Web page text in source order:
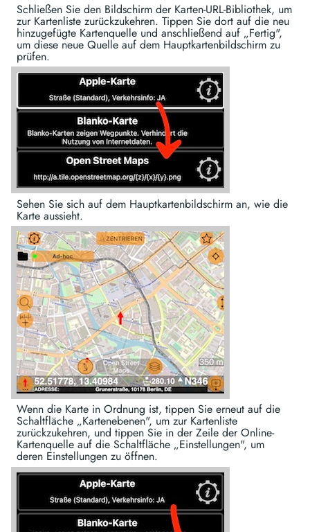
Schließen Sie den Bildschirm der Karten-URL-Bibliothek, um
zur Kartenliste zurückzukehren. Tippen Sie dort auf die neu
hinzugefügte Kartenquelle und anschließend auf „Fertig",
um diese neue Quelle auf dem Hauptkartenbildschirm zu
prüfen.
Sehen Sie sich auf dem Hauptkartenbildschirm an, wie die
Karte aussieht.
Wenn die Karte in Ordnung ist, tippen Sie erneut auf die
Schaltfläche „Kartenebenen", um zur Kartenliste
zurückzukehren, und tippen Sie in der Zeile der Online-
Kartenquelle auf die Schaltfläche „Einstellungen", um
deren Einstellungen zu öffnen.